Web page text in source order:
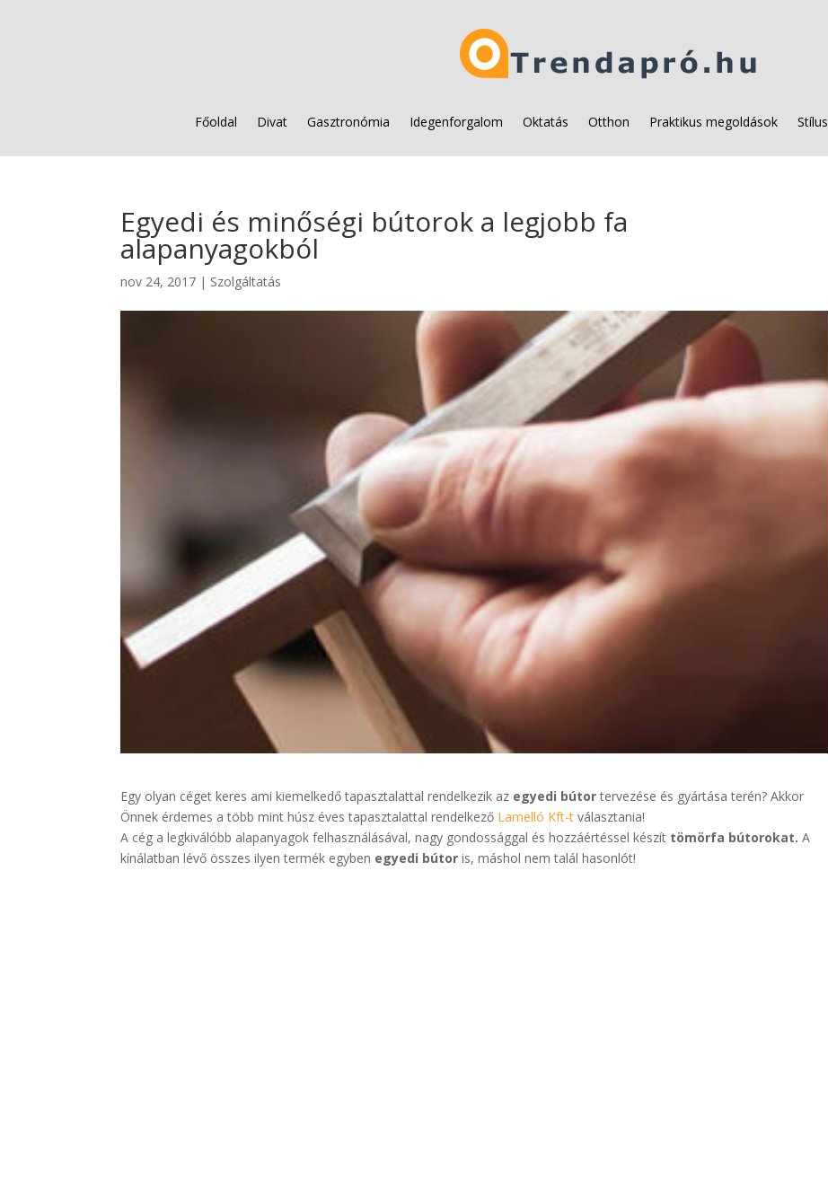
Főoldal Divat Gasztronómia Idegenforgalom Oktatás Otthon Praktikus megoldások Stílus
Egyedi és minőségi bútorok a legjobb fa
alapanyagokból
nov 24, 2017 | Szolgáltatás
Egy olyan céget keres ami kiemelkedő tapasztalattal rendelkezik az egyedi bútortervezése és gyártása terén? Akkor
Önnek érdemes a több mint húsz éves tapasztalattal rendelkező Lamelló Kft-t választania!
A cég a legkiválóbb alapanyagok felhasználásával, nagy gondossággal és hozzáértéssel készít tömörfa bútorokat. A
kínálatban lévő összes ilyen termék egyben egyedi bútor is, máshol nem talál hasonlót!